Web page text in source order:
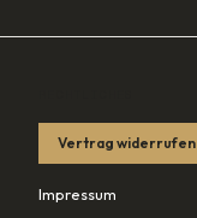
Vertrag widerrufen
Impressum